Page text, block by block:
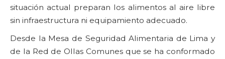
situación actual preparan los alimentos al aire libre
sin infraestructura ni equipamiento adecuado.
Desde la Mesa de Seguridad Alimentaria de Lima y
de la Red de Ollas Comunes que se ha conformado